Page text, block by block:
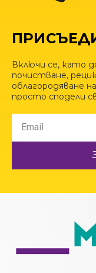
Включи се, като
почистване,
облагородяване
просто сподели